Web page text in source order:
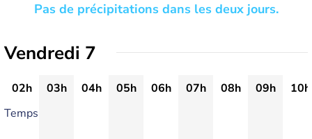
Pas de précipitations dans les deux jours.
Vendredi 7
02h 03h 04h 05h 06h 07h 08h 09h
10h
Temps